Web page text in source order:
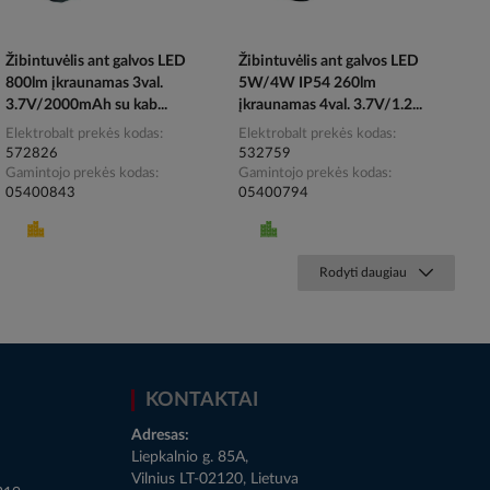
Žibintuvėlis ant galvos LED
800lm įkraunamas 3val.
3.7V/2000mAh su kab...
Elektrobalt prekės kodas
572826
Gamintojo prekės kodas
05400843
Žibintuvėlis ant galvos LED
5W/4W IP54 260lm
įkraunamas 4val. 3.7V/1.2...
Elektrobalt prekės kodas
532759
Gamintojo prekės kodas
05400794
Rodyti daugiau
KONTAKTAI
Adresas:
Liepkalnio g. 85A,
Vilnius LT-02120, Lietuva